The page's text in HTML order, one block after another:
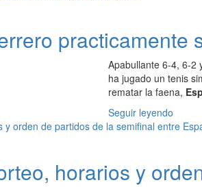
practicamente
Apabullante 6-4, 6-2
ha jugado un tenis
rematar la faena,
Seguir leyendo
horarios y